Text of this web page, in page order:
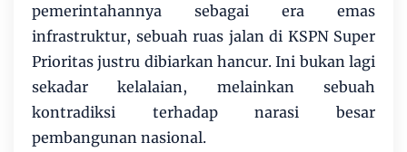
pemerintahannya sebagai era emas
infrastruktur, sebuah ruas jalan di KSPN Super
Prioritas justru dibiarkan hancur. Ini bukan lagi
sekadar kelalaian, melainkan sebuah
kontradiksi terhadap narasi besar
pembangunan nasional.